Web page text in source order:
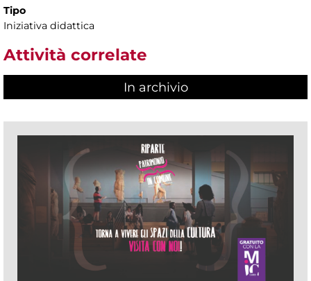
Tipo
Iniziativa didattica
Attività correlate
In archivio